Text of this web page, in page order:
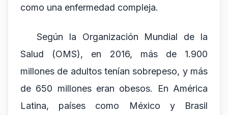
como una enfermedad compleja.
Según la Organización Mundial de la
Salud (OMS), en 2016, más de 1.900
millones de adultos tenían sobrepeso, y más
de 650 millones eran obesos. En América
Latina, países como México y Brasil